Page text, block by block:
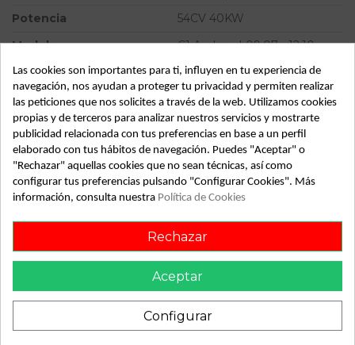
Potencia
54CV 40KW
Modelo
C1 Audace | 09.07 - 12.10
Almacén
49349
SubAlmacén
370
SubSubAlmacén
100029407
ID: 737576
Fecha disponible: 2022-04-04
audace | 09.07 - 12.10 audace | 09.07 - 12.10 referencia
OEM IAM
Las cookies son importantes para ti, influyen en tu experiencia de
navegación, nos ayudan a proteger tu privacidad y permiten realizar
las peticiones que nos solicites a través de la web. Utilizamos cookies
propias y de terceros para analizar nuestros servicios y mostrarte
publicidad relacionada con tus preferencias en base a un perfil
elaborado con tus hábitos de navegación. Puedes "Aceptar" o
"Rechazar" aquellas cookies que no sean técnicas, así como
configurar tus preferencias pulsando "Configurar Cookies". Más
información, consulta nuestra Política de Cookies
Rechazar
Aceptar
Configurar